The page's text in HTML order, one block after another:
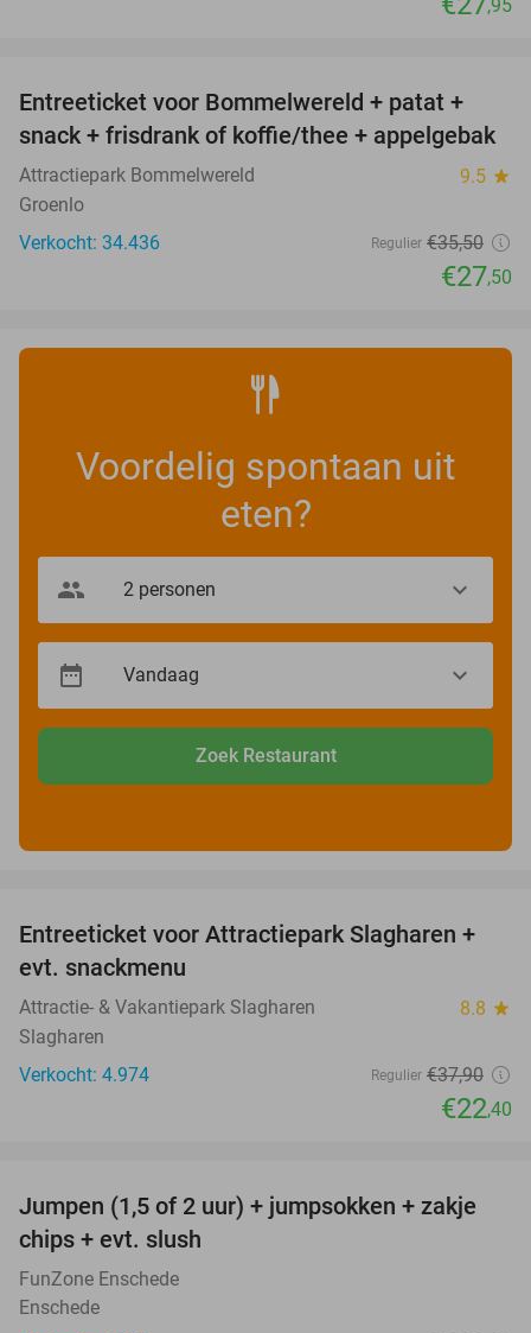
,95
23%
Entreeticket voor Bommelwereld + patat +
snack + frisdrank of koffie/thee + appelgebak
Attractiepark Bommelwereld 9.5 star
Groenlo
Verkocht: 34.436
Regulier €35,50
€27,50
Voordelig spontaan uit
eten?
Zoek Restaurant
41%
Entreeticket voor Attractiepark Slagharen +
evt. snackmenu
Attractie- & Vakantiepark Slagharen 8.8 star
Slagharen
Verkocht: 4.974
Regulier €37,90
€22,40
48%
Jumpen (1,5 of 2 uur) + jumpsokken + zakje
chips + evt. slush
FunZone Enschede
Enschede